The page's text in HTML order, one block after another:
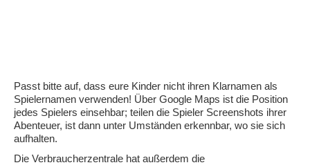
Passt bitte auf, dass eure Kinder nicht ihren Klarnamen als
Spielernamen verwenden! Über Google Maps ist die Position
jedes Spielers einsehbar; teilen die Spieler Screenshots ihrer
Abenteuer, ist dann unter Umständen erkennbar, wo sie sich
aufhalten.
Die Verbraucherzentrale hat außerdem die